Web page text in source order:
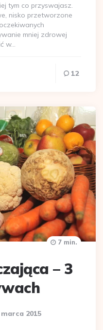
tym co przyswajasz.
nisko przetworzone
mniej zdrowej
w…
12
– 3
marca 2015
7 min.